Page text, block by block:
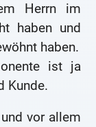
Herrn im
haben und
haben.
ist ja
Kunde.
vor allem